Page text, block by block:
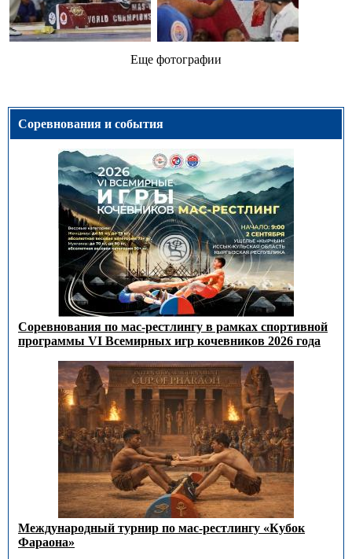
Еще фотографии
Соревнования и события
Соревнования по мас-рестлингу в рамках спортивной
программы VI Всемирных игр кочевников 2026 года
Международный турнир по мас-рестлингу «Кубок
Фараона»